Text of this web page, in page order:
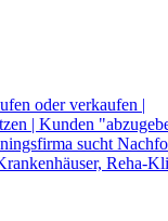
oder verkaufen |
| Kunden
sucht
Reha-